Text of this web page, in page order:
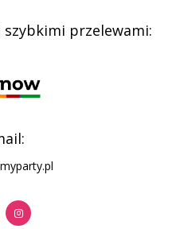
szybkimi przelewami: